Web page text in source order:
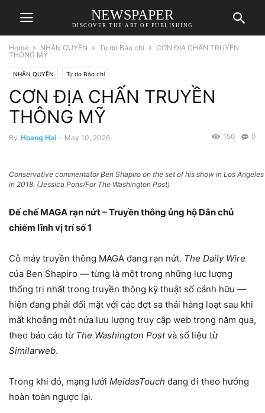
NEWSPAPER
DISCOVER THE ART OF PUBLISHING
Home NHÂN QUYỀN Tự do Báo chí
CƠN ĐỊA CHẤN TRUYỀN
THÔNG MỸ
NHÂN QUYỀN Tự do Báo chí
CƠN ĐỊA CHẤN TRUYỀN
THÔNG MỸ
By Hoang Hai - May 10, 2026 0
150
Conservative commentator Ben Shapiro on the set of his show in Los Angeles
in 2018. (Jessica Pons/For The Washington Post)
Đế chế MAGA rạn nứt – Truyền thông ủng hộ Dân chủ
chiếm lĩnh vị trí số 1
Cỗ máy truyền thông MAGA đang rạn nứt. The Daily Wire
của Ben Shapiro — từng là một trong những lực lượng
thống trị nhất trong truyền thông kỹ thuật số cánh hữu —
hiện đang phải đối mặt với các đợt sa thải hàng loạt sau khi
mất khoảng một nửa lưu lượng truy cập web trong năm qua,
theo báo cáo từ The Washington Postvà số liệu từ
Similarweb.
Trong khi đó, mạng lưới MeidasTouch đang đi theo hướng
hoàn toàn ngược lại.